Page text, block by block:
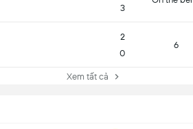
3
2
0
6
Xem tất cả